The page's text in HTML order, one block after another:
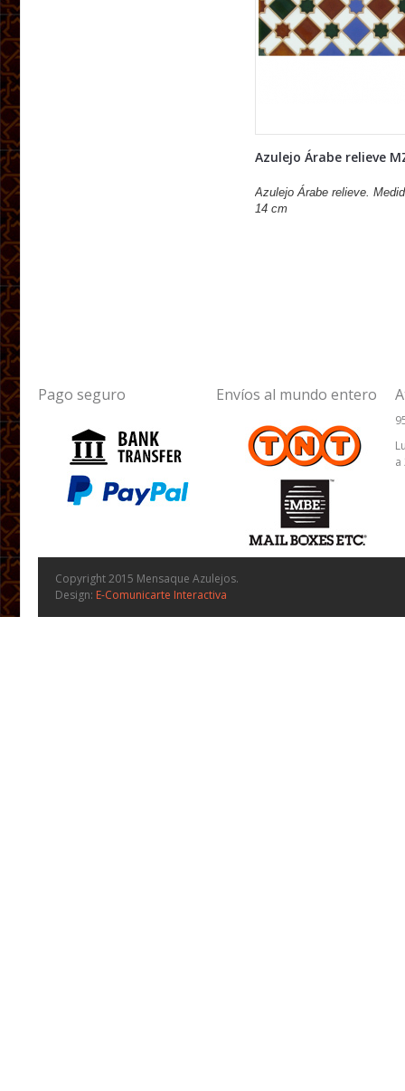
Azulejo Árabe relieve
Azulejo Árabe relieve.
14 cm
Pago seguro Envíos al mundo entero
a
Copyright 2015 Mensaque Azulejos.
Design: E-Comunicarte Interactiva